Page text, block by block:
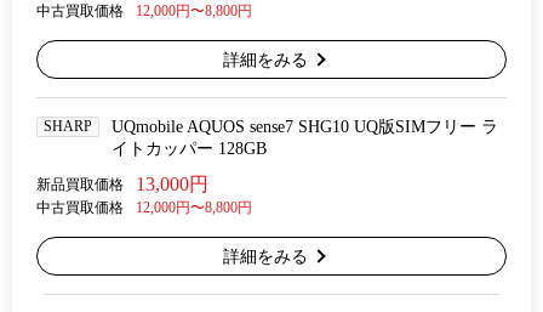
中古買取価格 12,000円〜8,800円
詳細をみる
SHARP
UQmobile AQUOS sense7 SHG10 UQ版SIMフリー ラ
イトカッパー 128GB
新品買取価格 13,000円
中古買取価格 12,000円〜8,800円
詳細をみる